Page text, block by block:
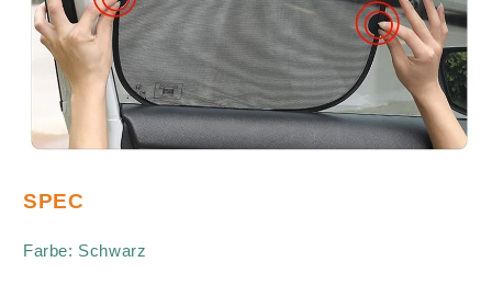
SPEC
Farbe: Schwarz